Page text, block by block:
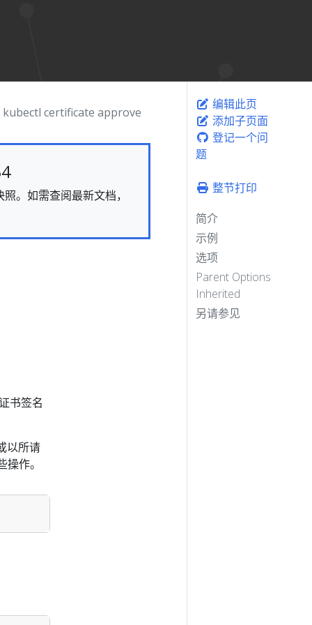
kubectl certificate approve
。如需查阅最新文档，
书签名
以所请
作。
编辑此页
添加子页面
登记一个问
题
整节打印
简介
示例
选项
Parent Options
Inherited
另请参见